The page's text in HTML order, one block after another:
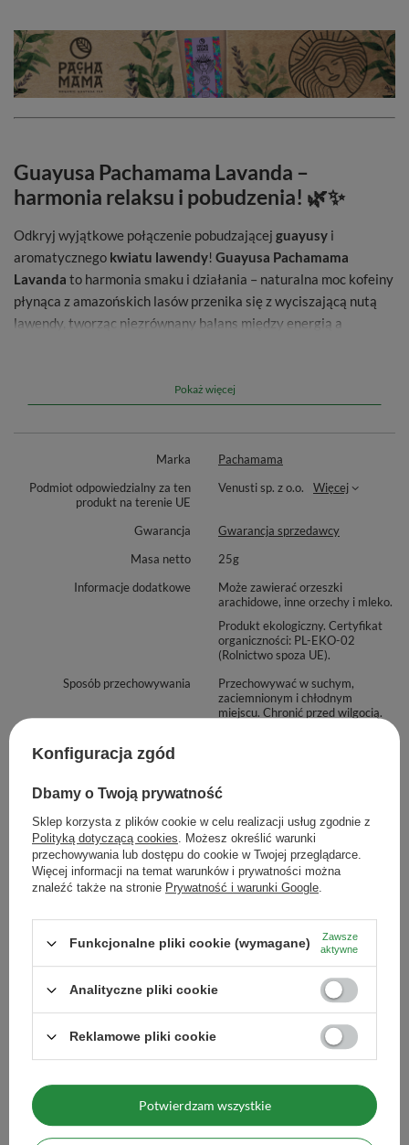
Guayusa Pachamama Lavanda –
harmonia relaksu i pobudzenia! 🌿✨
Odkryj wyjątkowe połączenie pobudzającej guayusy i
aromatycznego kwiatu lawendy! Guayusa Pachamama
Lavanda to harmonia smaku i działania – naturalna moc kofeiny
płynąca z amazońskich lasów przenika się z wyciszającą nutą
lawendy, tworząc niezrównany balans między energią a
chcesz się odprężyć?Guayusa Lavandato doskonały wybór na
gdzie energia i spokój spotykają się w idealnej równowadze! ✨
Czym jest guayusa? „Siostra” yerba mate!
🌿
Guayusa(łac.Ilex guayusa) to roślina należąca do rodziny
ostrokrzewów – tej samej, co popularniejsza od niej yerba mate.
Ekwadoru i
Kichwa. Czym się wyróżnia?
✔️ Napar z guayusy zawieraaż 3% naturalnej kofeiny
Pokaż więcej
Marka
Pachamama
Podmiot odpowiedzialny za ten
produkt na terenie UE
Venusti sp. z o.o. Więcej
Gwarancja
Gwarancja sprzedawcy
Masa netto
25g
Informacje dodatkowe
Może zawierać orzeszki
arachidowe, inne orzechy i mleko.
Produkt ekologiczny. Certyfikat
organiczności: PL-EKO-02
(Rolnictwo spoza UE).
Sposób przechowywania
Przechowywać w suchym,
zaciemnionym i chłodnym
miejscu. Chronić przed wilgocią.
366578876 info@venusti.eu
Guayusa do naczynka. Zalej
wrzątkiem. Odczekaj kilka minut.
Maksymalna ilość towaru w
zamówieniu dla rozmiarów
1000
Zobacz również
Zestaw Guayusa
Bombilla
68,90 zł /
Konfiguracja zgód
Dbamy o Twoją prywatność
Sklep korzysta z plików cookie w celu realizacji usług zgodnie z
Polityką dotyczącą cookies. Możesz określić warunki
przechowywania lub dostępu do cookie w Twojej przeglądarce.
Więcej informacji na temat warunków i prywatności można
znaleźć także na stronie Prywatność i warunki Google.
Funkcjonalne pliki cookie (wymagane)
Zawsze
aktywne
Analityczne pliki cookie
Reklamowe pliki cookie
Potwierdzam wszystkie